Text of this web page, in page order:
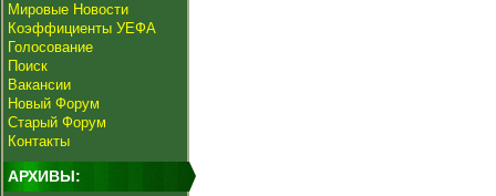
Мировые Новости
Коэффициенты УЕФА
Голосование
Поиск
Вакансии
Новый Форум
Старый Форум
Контакты
АРХИВЫ: